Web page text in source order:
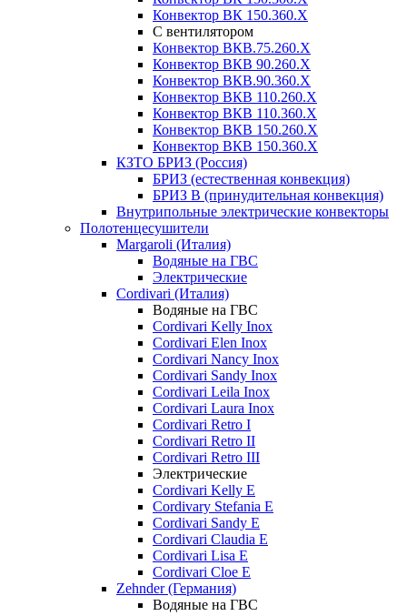
Конвектор ВК 150.360.X
С вентилятором
Конвектор ВКВ.75.260.X
Конвектор ВКВ 90.260.X
Конвектор ВКВ.90.360.X
Конвектор ВКВ 110.260.X
Конвектор ВКВ 110.360.X
Конвектор ВКВ 150.260.X
Конвектор ВКВ 150.360.X
КЗТО БРИЗ (Россия)
БРИЗ (естественная конвекция)
БРИЗ В (принудительная конвекция)
Внутрипольные электрические конвекторы
Полотенцесушители
Margaroli (Италия)
Водяные на ГВС
Электрические
Cordivari (Италия)
Водяные на ГВС
Cordivari Kelly Inox
Cordivari Elen Inox
Cordivari Nancy Inox
Cordivari Sandy Inox
Cordivari Leila Inox
Cordivari Laura Inox
Cordivari Retro I
Cordivari Retro II
Cordivari Retro III
Электрические
Cordivari Kelly E
Cordivary Stefania E
Cordivari Sandy E
Cordivari Claudia E
Cordivari Lisa E
Cordivari Cloe E
Zehnder (Германия)
Водяные на ГВС